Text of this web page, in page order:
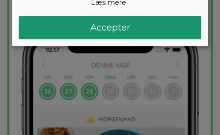
Læs mere
Accepter